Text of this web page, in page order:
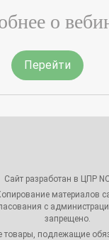
о
Перейти
Сайт разработан в ЦПР
материалов
с
запрещено.
товары, подлежащие